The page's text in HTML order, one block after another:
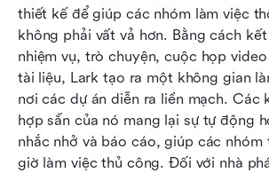
thiết kế để giúp các nhóm làm việc
không phải vất vả hơn. Bằng cách
nhiệm vụ, trò chuyện, cuộc họp
tài liệu, Lark tạo ra một không gian
nơi các dự án diễn ra liền mạch. Các
hợp sẵn của nó mang lại sự tự động
nhắc nhở và báo cáo, giúp các nhóm
giờ làm việc thủ công. Đối với nhà